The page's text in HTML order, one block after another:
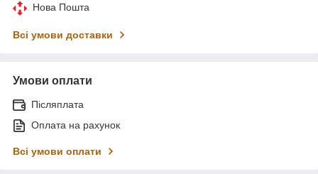
Нова Пошта
Всі умови доставки
Умови оплати
Післяплата
Оплата на рахунок
Всі умови оплати